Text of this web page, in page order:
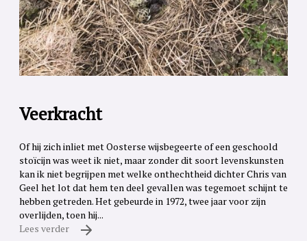
Veerkracht
Of hij zich inliet met Oosterse wijsbegeerte of een geschoold
stoïcijn was weet ik niet, maar zonder dit soort levenskunsten
kan ik niet begrijpen met welke onthechtheid dichter Chris van
Geel het lot dat hem ten deel gevallen was tegemoet schijnt te
hebben getreden. Het gebeurde in 1972, twee jaar voor zijn
overlijden, toen hij...
Lees verder